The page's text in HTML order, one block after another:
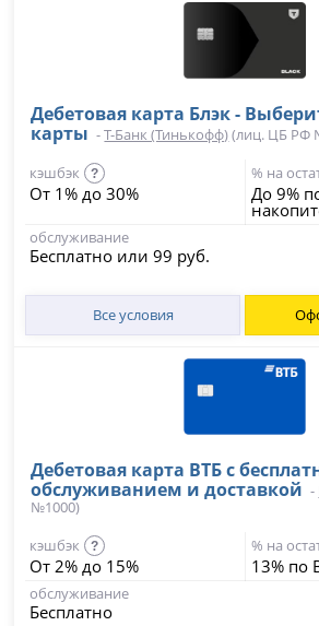
Дебетовая карта Блэк -
карты -Т-Банк (Тинькофф)(лиц. ЦБ РФ
кэшбэк
?
От 1% до 30%
% на
До 9%
обслуживание
Бесплатно или 99 руб.
Все условия
Дебетовая карта ВТБ с
обслуживанием и доставкой -
№1000)
кэшбэк
?
От 2% до 15%
% на
13% по
обслуживание
Бесплатно